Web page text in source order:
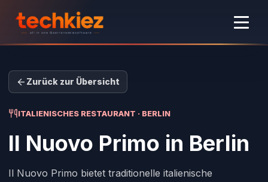
Zurück zur Übersicht
ITALIENISCHES RESTAURANT · BERLIN
Il Nuovo Primo in Berlin
Il Nuovo Primo bietet traditionelle italienische